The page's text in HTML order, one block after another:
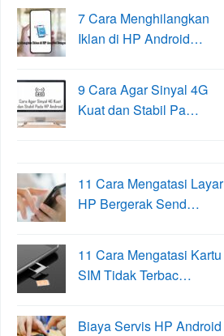
7 Cara Menghilangkan
Iklan di HP Android…
9 Cara Agar Sinyal 4G
Kuat dan Stabil Pa…
11 Cara Mengatasi Layar
HP Bergerak Send…
11 Cara Mengatasi Kartu
SIM Tidak Terbac…
Biaya Servis HP Android